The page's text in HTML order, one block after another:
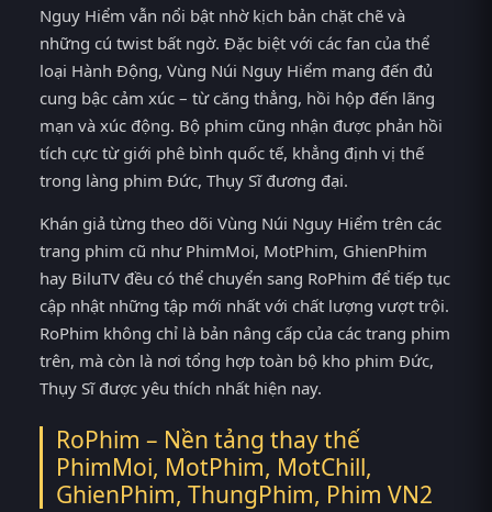
Nguy Hiểm vẫn nổi bật nhờ kịch bản chặt chẽ và
những cú twist bất ngờ. Đặc biệt với các fan của thể
loại Hành Động, Vùng Núi Nguy Hiểm mang đến đủ
cung bậc cảm xúc – từ căng thẳng, hồi hộp đến lãng
mạn và xúc động. Bộ phim cũng nhận được phản hồi
tích cực từ giới phê bình quốc tế, khẳng định vị thế
trong làng phim Đức, Thụy Sĩ đương đại.
Khán giả từng theo dõi Vùng Núi Nguy Hiểm trên các
trang phim cũ như PhimMoi, MotPhim, GhienPhim
hay BiluTV đều có thể chuyển sang RoPhim để tiếp tục
cập nhật những tập mới nhất với chất lượng vượt trội.
RoPhim không chỉ là bản nâng cấp của các trang phim
trên, mà còn là nơi tổng hợp toàn bộ kho phim Đức,
Thụy Sĩ được yêu thích nhất hiện nay.
RoPhim – Nền tảng thay thế
PhimMoi, MotPhim, MotChill,
GhienPhim, ThungPhim, Phim VN2